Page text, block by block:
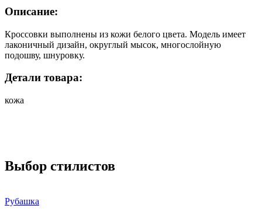
Описание:
Кроссовки выполнены из кожи белого цвета. Модель имеет
лаконичный дизайн, округлый мысок, многослойную
подошву, шнуровку.
Детали товара:
кожа
Выбор стилистов
Рубашка